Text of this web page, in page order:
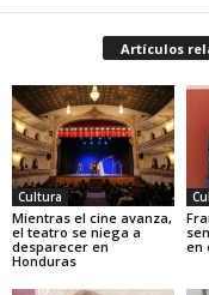
Artículos
Cultura
Mientras el cine avanza,
el teatro se niega a
desparecer en
Honduras
en